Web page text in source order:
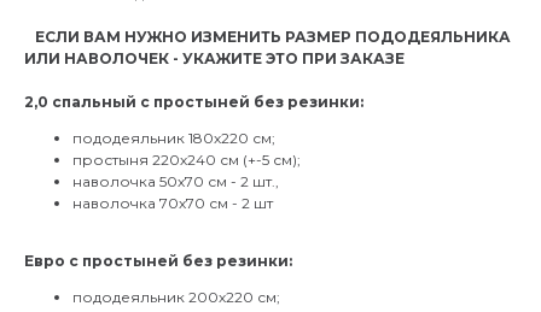
⠀ЕСЛИ ВАМ НУЖНО ИЗМЕНИТЬ РАЗМЕР ПОДОДЕЯЛЬНИКА
ИЛИ НАВОЛОЧЕК - УКАЖИТЕ ЭТО ПРИ ЗАКАЗЕ
2,0 спальный с простыней без резинки:
пододеяльник 180х220 см;
простыня 220х240 см (+-5 см);
наволочка 50х70 см - 2 шт.,
наволочка 70х70 см - 2 шт
Евро с простыней без резинки:
пододеяльник 200х220 см;